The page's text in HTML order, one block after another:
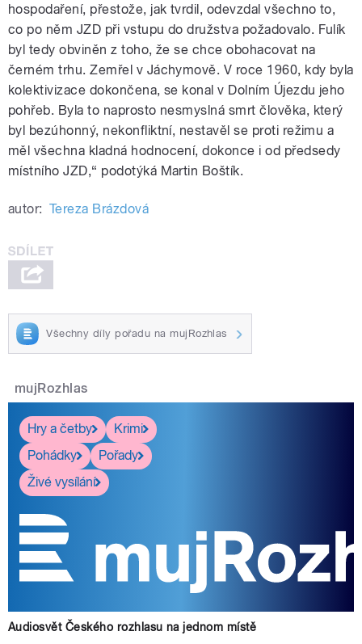
hospodaření, přestože, jak tvrdil, odevzdal všechno to,
co po něm JZD při vstupu do družstva požadovalo. Fulík
byl tedy obviněn z toho, že se chce obohacovat na
černém trhu. Zemřel v Jáchymově. V roce 1960, kdy byla
kolektivizace dokončena, se konal v Dolním Újezdu jeho
pohřeb. Byla to naprosto nesmyslná smrt člověka, který
byl bezúhonný, nekonfliktní, nestavěl se proti režimu a
měl všechna kladná hodnocení, dokonce i od předsedy
místního JZD,“ podotýká Martin Boštík.
autor: Tereza Brázdová
Všechny díly pořadu na mujRozhlas
mujRozhlas
Hry a četby
Krimi
Pohádky
Pořady
Živé vysílání
Audiosvět Českého rozhlasu na jednom místě